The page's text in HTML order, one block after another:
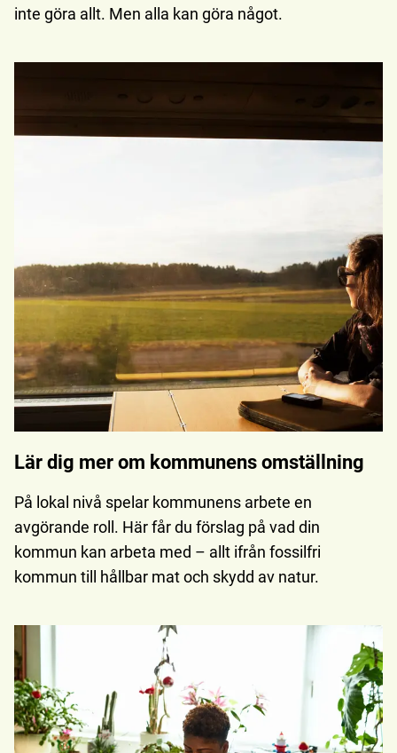
inte göra allt. Men alla kan göra något.
Lär dig mer om kommunens omställning
På lokal nivå spelar kommunens arbete en
avgörande roll. Här får du förslag på vad din
kommun kan arbeta med – allt ifrån fossilfri
kommun till hållbar mat och skydd av natur.